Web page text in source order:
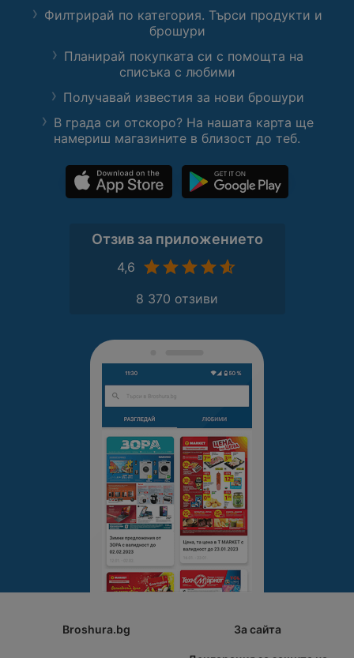
Филтрирай по категория. Търси продукти и
брошури
Планирай покупката си с помощта на
списъка с любими
Получавай известия за нови брошури
В града си отскоро? На нашата карта ще
намериш магазините в близост до теб.
Отзив за приложението
4,6
8 370 отзиви
Broshura.bg За сайта